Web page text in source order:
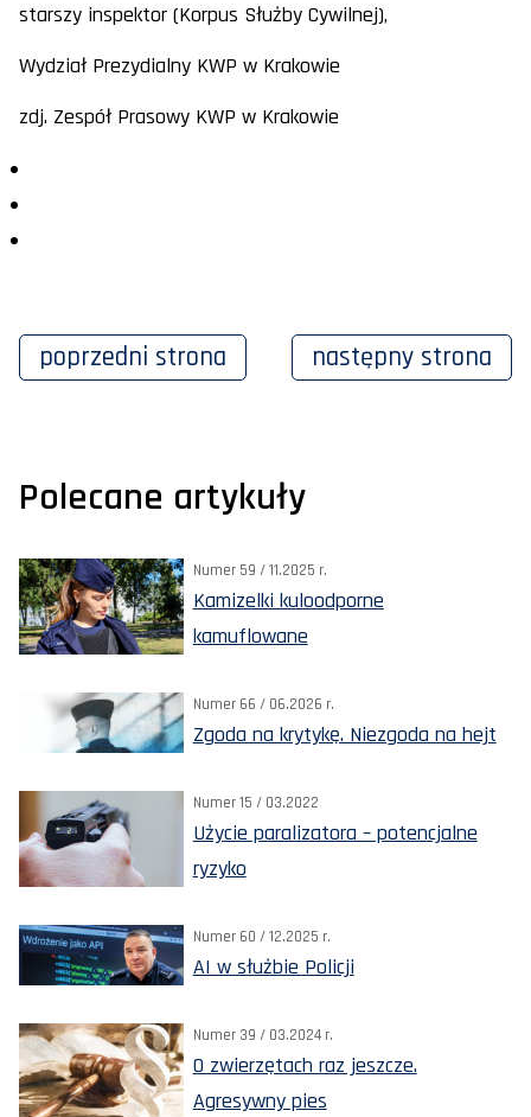
starszy inspektor (Korpus Służby Cywilnej),
Wydział Prezydialny KWP w Krakowie
zdj. Zespół Prasowy KWP w Krakowie
poprzedni strona następny strona
Polecane artykuły
Numer 59 / 11.2025 r.
Kamizelki kuloodporne
kamuflowane
Numer 66 / 06.2026 r.
Zgoda na krytykę. Niezgoda na hejt
Numer 15 / 03.2022
Użycie paralizatora – potencjalne
ryzyko
Numer 60 / 12.2025 r.
AI w służbie Policji
Numer 39 / 03.2024 r.
O zwierzętach raz jeszcze.
Agresywny pies